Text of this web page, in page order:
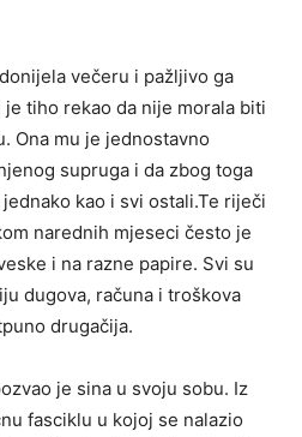
večeru i pažljivo ga
tiho rekao da nije morala biti
Ona mu je jednostavno
supruga i da zbog toga
kao i svi ostali.Te riječi
narednih mjeseci često je
i na razne papire. Svi su
dugova, računa i troškova
drugačija.
je sina u svoju sobu. Iz
fasciklu u kojoj se nalazio